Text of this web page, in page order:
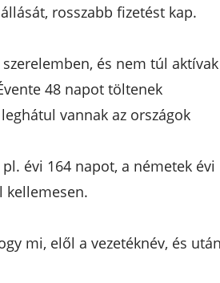
rosszabb fizetést kap.
és nem túl
48 napot töltenek
vannak az országok
évi 164 napot, a németek évi
kellemesen.
mi, elől a vezetéknév, és